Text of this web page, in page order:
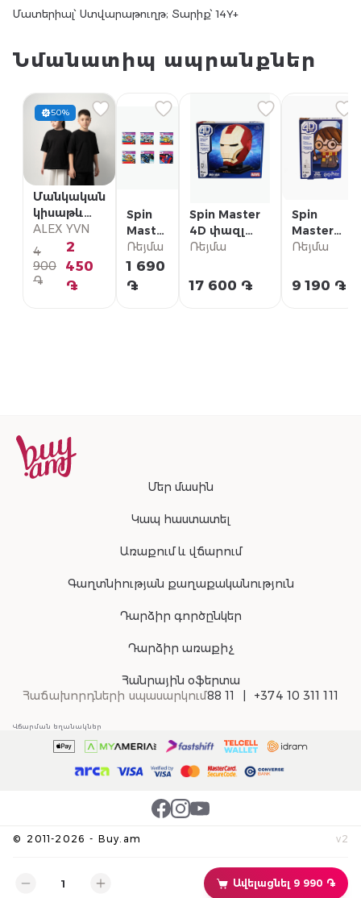
Ավելացնել 9 990 ֏
Մատերիալ՝ Ստվարաթուղթ; Տարիք՝ 14Y+
Նմանատիպ ապրանքներ
50%
Մանկական
կիսաթև
շապիկ
ALEX YVN
4
900
֏
2
450
֏
Spin
Master
Փազլ
Paw
Patrol
48 կտ
Ռեյմա
1 690
֏
Spin Master
4D փազլ
Marvel studio
մարդու
սաղավարտ»
Ռեյմա
17 600 ֏
Spin
Master
4D փազլ
Potter
«Հարրի
Ռեյմա
9 190 ֏
Մեր մասին
Կապ հաստատել
Առաքում և վճարում
Գաղտնիության քաղաքականություն
Դարձիր գործընկեր
Դարձիր առաքիչ
Հանրային օֆերտա
Հաճախորդների սպասարկում88 11 +374 10 311 111
© 2011-2026 - Buy.am v2
Վճարման եղանակներ